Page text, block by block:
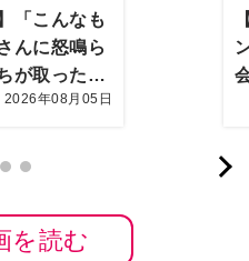
「こんなも
んに怒鳴ら
が取った行
2026年08月05日
を読む